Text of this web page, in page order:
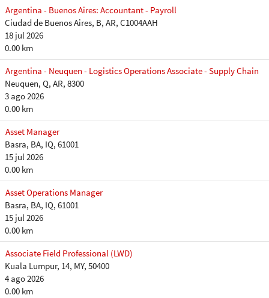
Argentina - Buenos Aires: Accountant - Payroll
Ciudad de Buenos Aires, B, AR, C1004AAH
18 jul 2026
0.00 km
Argentina - Neuquen - Logistics Operations Associate - Supply Chain
Neuquen, Q, AR, 8300
3 ago 2026
0.00 km
Asset Manager
Basra, BA, IQ, 61001
15 jul 2026
0.00 km
Asset Operations Manager
Basra, BA, IQ, 61001
15 jul 2026
0.00 km
Associate Field Professional (LWD)
Kuala Lumpur, 14, MY, 50400
4 ago 2026
0.00 km